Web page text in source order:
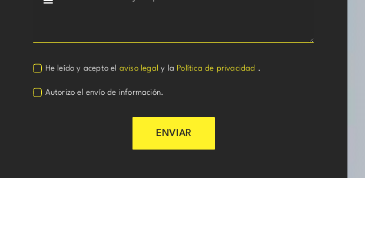
He leído y acepto el aviso legal y la Política de privacidad .
Autorizo el envío de información.
ENVIAR